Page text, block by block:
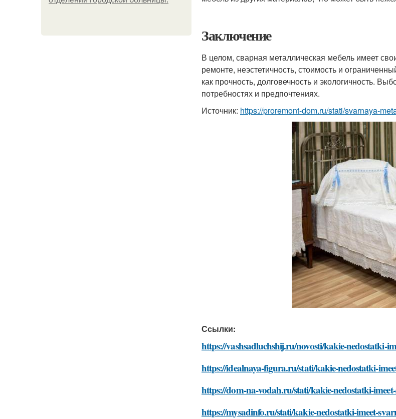
Заключение
В целом, сварная металлическая мебель имеет
ремонте, неэстетичность, стоимость и
как прочность, долговечность и экологичность.
потребностях и предпочтениях.
Источник: https://proremont-dom.ru/stati/svarnaya-
Ссылки:
https://vashsadluchshij.ru/novosti/kakie-nedostatki-
https://idealnaya-figura.ru/stati/kakie-nedostatki-
https://dom-na-vodah.ru/stati/kakie-nedostatki-
https://mysadinfo.ru/stati/kakie-nedostatki-imeet-